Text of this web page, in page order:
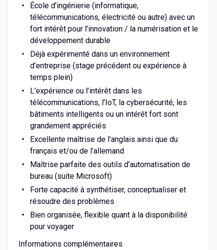
École d’ingénierie (informatique,
télécommunications, électricité ou autre) avec un
fort intérêt pour l’innovation / la numérisation et le
développement durable
Déjà expérimenté dans un environnement
d’entreprise (stage précédent ou expérience à
temps plein)
L’expérience ou l’intérêt dans les
télécommunications, l’IoT, la cybersécurité, les
bâtiments intelligents ou un intérêt fort sont
grandement appréciés
Excellente maîtrise de l’anglais ainsi que du
français et/ou de l’allemand
Maîtrise parfaite des outils d’automatisation de
bureau (suite Microsoft)
Forte capacité à synthétiser, conceptualiser et
résoudre des problèmes
Bien organisée, flexible quant à la disponibilité
pour voyager
Informations complémentaires